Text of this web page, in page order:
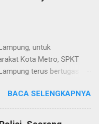
untuk
Kota Metro, SPKT
terus bertugas
pelayanan SKCK dan
sidik jari secara terpadu
(06/01/2025) Dalam
BACA SELENGKAPNYA